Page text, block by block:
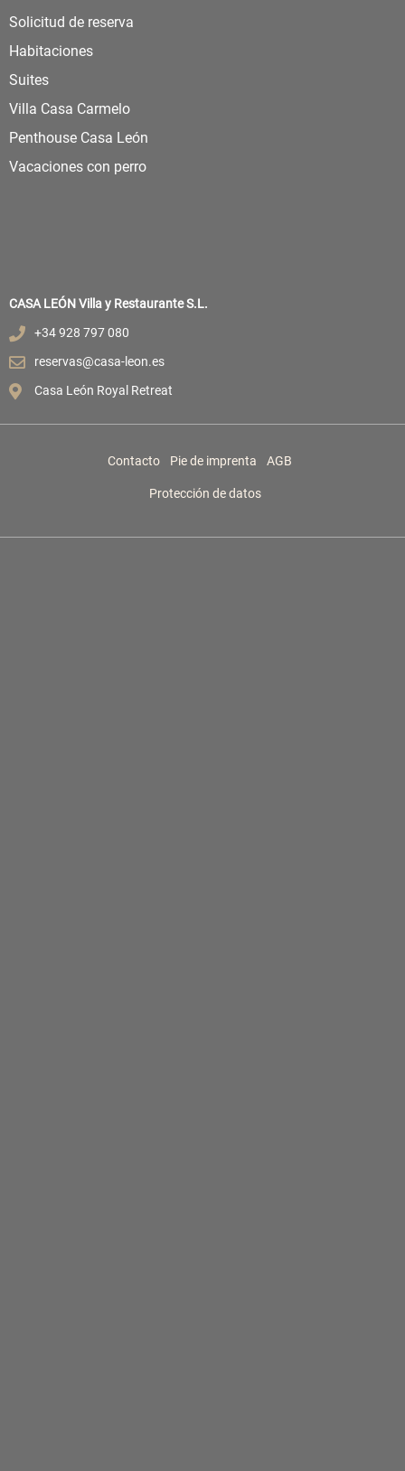
Solicitud de reserva
Habitaciones
Suites
Villa Casa Carmelo
Penthouse Casa León
Vacaciones con perro
CASA LEÓN Villa y Restaurante S.L.
+34 928 797 080
reservas@casa-leon.es
Casa León Royal Retreat
Contacto Pie de imprenta AGB
Protección de datos